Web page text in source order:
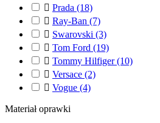
 Prada (18)
 Ray-Ban (7)
 Swarovski (3)
 Tom Ford (19)
 Tommy Hilfiger(10)
 Versace (2)
 Vogue (4)
Materiał oprawki